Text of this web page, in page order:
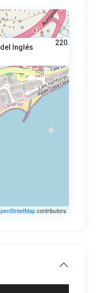
Inglés
220.000 €
contributors